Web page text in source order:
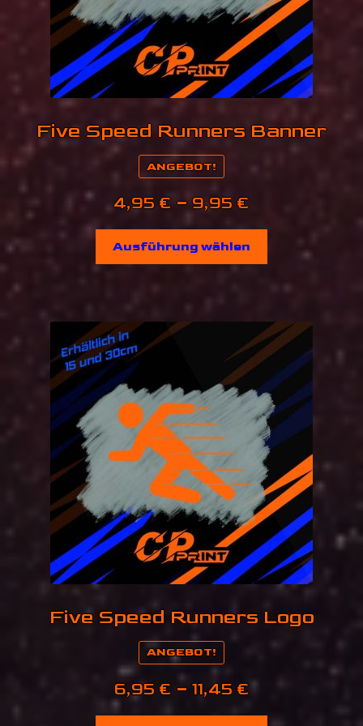
werden
Five Speed Runners Banner
ANGEBOT!
4,95 € – 9,95 €
4,95 €
bis
9,95 €
Ausführung wählen
Produkt
Varianten
auf.
Die
Optionen
können
auf
der
Produktseite
gewählt
werden
Five Speed Runners Logo
ANGEBOT!
6,95 € – 11,45 €
6,95 €